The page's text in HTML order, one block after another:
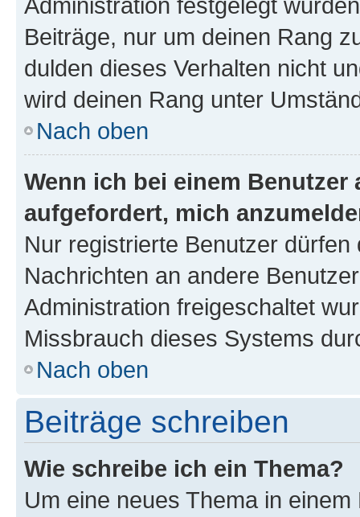
Beiträge, nur um deinen Rang
dulden dieses Verhalten nicht
wird deinen Rang unter
Nach oben
Wenn ich bei einem
aufgefordert, mich
Nur registrierte Benutzer
Nachrichten an andere
Administration freigeschaltet
Missbrauch dieses Systems
Nach oben
Beiträge schreiben
Wie schreibe ich ein Thema?
Um eine neues Thema in